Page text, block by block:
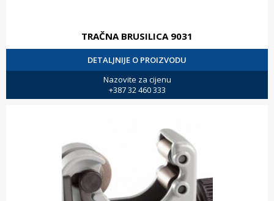
TRAČNA BRUSILICA 9031
DETALJNIJE O PROIZVODU
Nazovite za cijenu
+387 32 460 333